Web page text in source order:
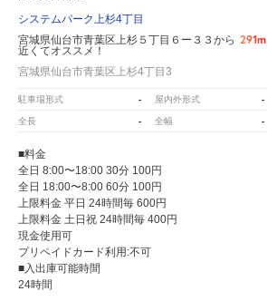
システムパーク上杉4丁目
宮城県仙台市青葉区上杉５丁目６ー３３から 291m
近くてオススメ！
宮城県仙台市青葉区上杉4丁目3
駐車場形式 - 屋内外形式 -
全長 - 全幅 -
■料金
全日 8:00〜18:00 30分 100円
全日 18:00〜8:00 60分 100円
上限料金 平日 24時間毎 600円
上限料金 土日祝 24時間毎 400円
現金使用可
プリペイドカード利用:不可
■入出庫可能時間
24時間